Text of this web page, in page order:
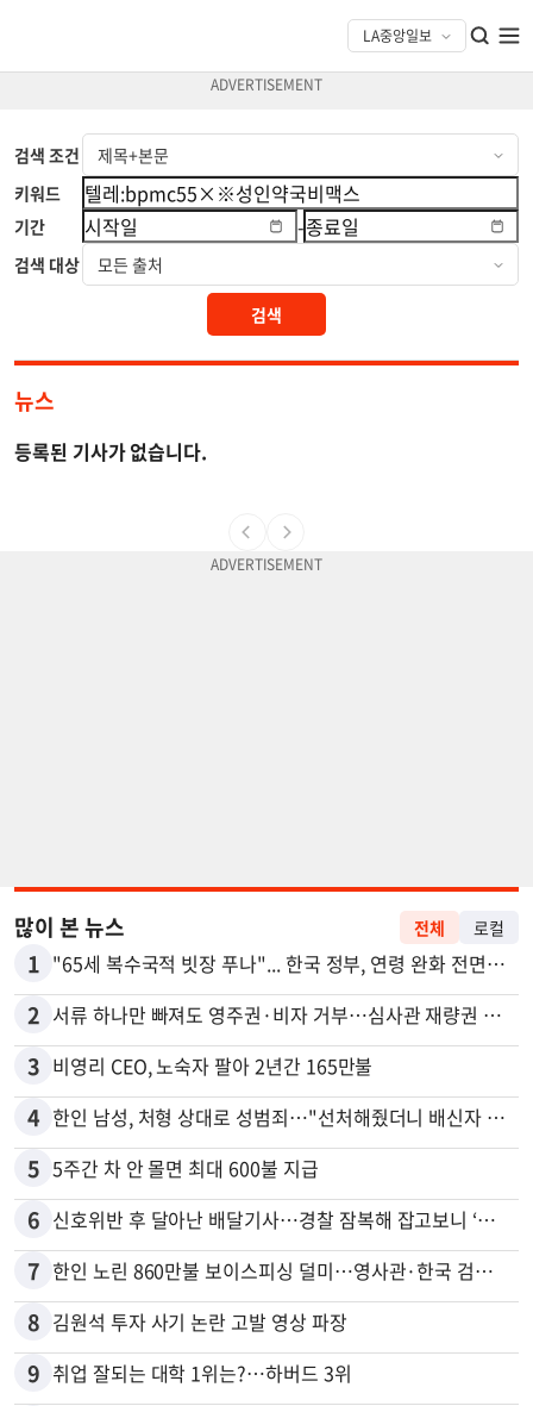
검색 조건
키워드
기간
-
검색 대상
검색
뉴스
등록된 기사가 없습니다.
많이 본 뉴스 전체 로컬
1 "65세 복수국적 빗장 푸나"... 한국 정부, 연령 완화 전면 추진
2 서류 하나만 빠져도 영주권·비자 거부…심사관 재량권 대폭 확대
3 비영리 CEO, 노숙자 팔아 2년간 165만불
4 한인 남성, 처형 상대로 성범죄…"선처해줬더니 배신자 취급"
5 5주간 차 안 몰면 최대 600불 지급
6 신호위반 후 달아난 배달기사…경찰 잠복해 잡고보니 ‘반전’
7 한인 노린 860만불 보이스피싱 덜미…영사관·한국 검찰 사칭
8 김원석 투자 사기 논란 고발 영상 파장
9 취업 잘되는 대학 1위는?…하버드 3위